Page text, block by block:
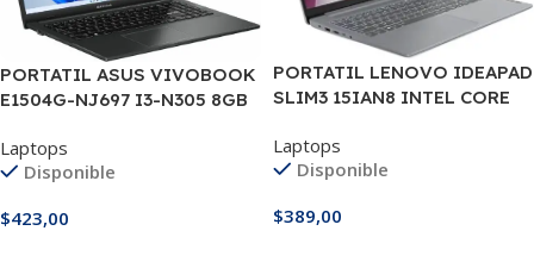
PORTATIL ASUS VIVOBOOK
E1504G-NJ697 I3-N305 8GB
Laptops
Disponible
$423,00
PORTATIL LENOVO IDEAPAD
SLIM3 15IAN8 INTEL CORE
M.2 15.6″ FHD
Laptops
Disponible
$389,00